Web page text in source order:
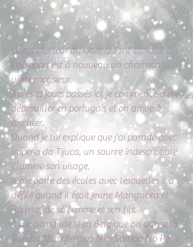
Le conducteur du Uber qui me conduit à
l’aéroport est à nouveau un charmant
vieux monsieur.
Après 11 jours passés ici, je commence à me
débrouiller en portugais et on arrive à
discuter.
Quand je lui explique que j’ai paradé avec
Imperio da Tijuca, un sourire indescriptible
illumine son visage.
Il me parle des écoles avec lesquelles il a
défilé quand il était jeune Mangueira et
Portela, de sa femme et son fils.
Il me demande si en Belgique on danse la
Samba "Sim Belgica tem Samba No Pé ».